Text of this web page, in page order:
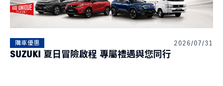
購車優惠 2026/07/31
SUZUKI 夏日冒險啟程 專屬禮遇與您同行